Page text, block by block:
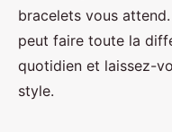
bracelets vous
peut faire toute la
quotidien et laissez-
style.